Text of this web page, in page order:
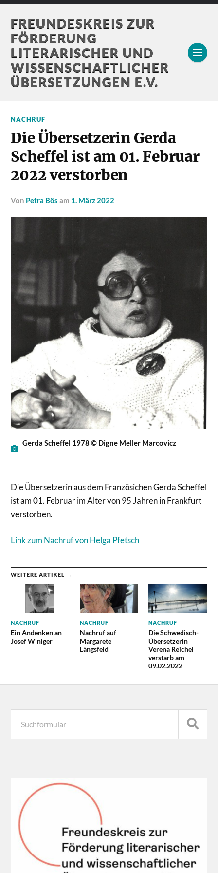
FREUNDESKREIS ZUR
FÖRDERUNG
LITERARISCHER UND
WISSENSCHAFTLICHER
ÜBERSETZUNGEN E.V.
NACHRUF
Die Übersetzerin Gerda
Scheffel ist am 01. Februar
2022 verstorben
von Petra Bös am 1. März 2022
Gerda Scheffel 1978 © Digne Meller Marcovicz
Die Übersetzerin aus dem Französichen Gerda Scheffel
ist am 01. Februar im Alter von 95 Jahren in Frankfurt
verstorben.
Link zum Nachruf von Helga Pfetsch
WEITERE ARTIKEL →
NACHRUF
Ein Andenken an
Josef Winiger
NACHRUF
Nachruf auf
Margarete
Längsfeld
NACHRUF
Die Schwedisch-
Übersetzerin
Verena Reichel
verstarb am
09.02.2022